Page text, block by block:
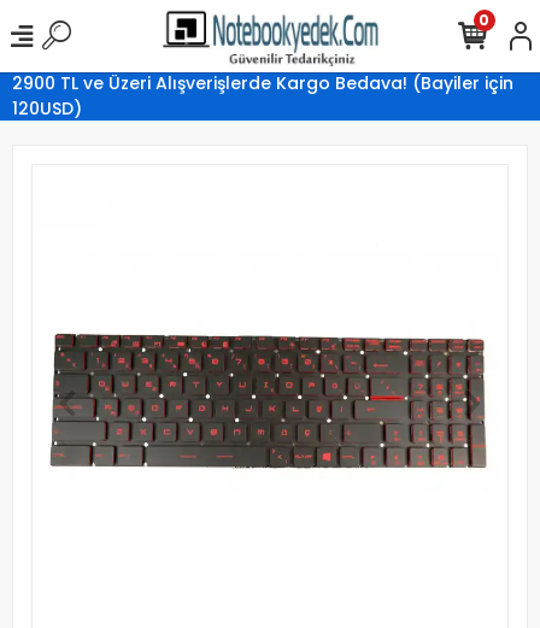
2900 TL ve Üzeri Alışverişlerde Kargo Bedava! (Bayiler için
120USD)
0